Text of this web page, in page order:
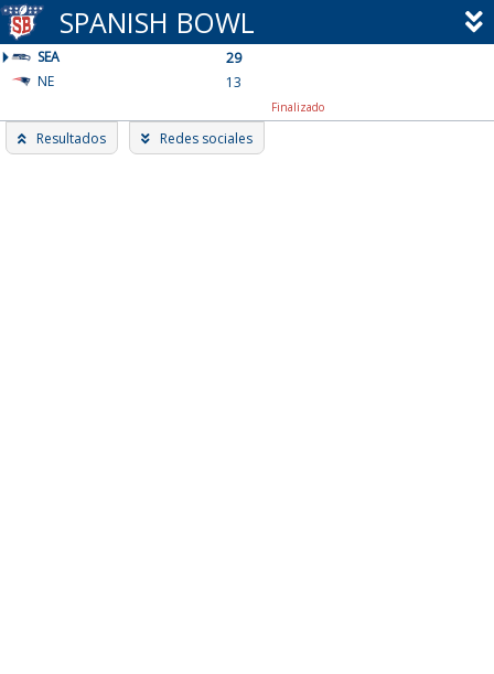
Skip
to
content
SPANISH BOWL
SEA
29
NE
13
Finalizado
Resultados Redes sociales